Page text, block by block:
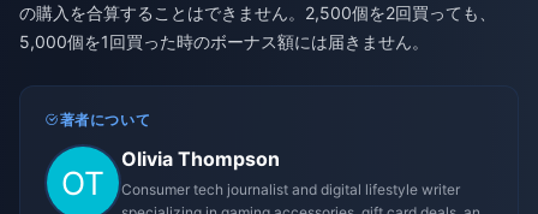
の購入を合算することはできません。2,500個を2回買っても、
5,000個を1回買った時のボーナス額には届きません。
著者について
Olivia Thompson
Consumer tech journalist and digital lifestyle writer